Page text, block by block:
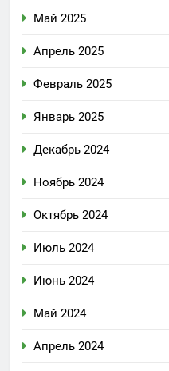
Май 2025
Апрель 2025
Февраль 2025
Январь 2025
Декабрь 2024
Ноябрь 2024
Октябрь 2024
Июль 2024
Июнь 2024
Май 2024
Апрель 2024